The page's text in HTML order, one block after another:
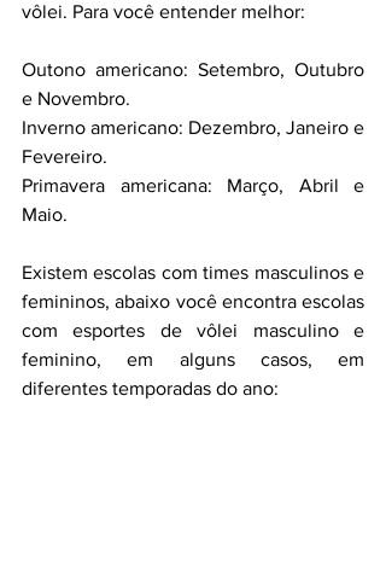
vôlei. Para você entender melhor:
Outono americano: Setembro, Outubro
e Novembro.
Inverno americano: Dezembro, Janeiro e
Fevereiro.
Primavera americana: Março, Abril e
Maio.
Existem escolas com times masculinos e
femininos, abaixo você encontra escolas
com esportes de vôlei masculino e
feminino, em alguns casos, em
diferentes temporadas do ano: